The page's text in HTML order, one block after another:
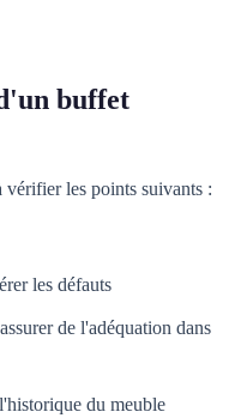
buffet
vérifier les points suivants :
les défauts
de l'adéquation dans
du meuble